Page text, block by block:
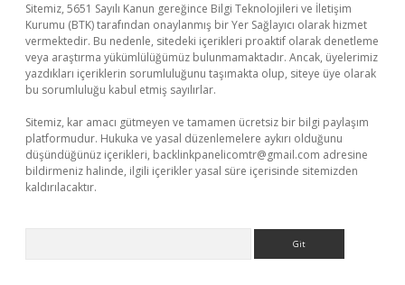
Sitemiz, 5651 Sayılı Kanun gereğince Bilgi Teknolojileri ve İletişim
Kurumu (BTK) tarafından onaylanmış bir Yer Sağlayıcı olarak hizmet
vermektedir. Bu nedenle, sitedeki içerikleri proaktif olarak denetleme
veya araştırma yükümlülüğümüz bulunmamaktadır. Ancak, üyelerimiz
yazdıkları içeriklerin sorumluluğunu taşımakta olup, siteye üye olarak
bu sorumluluğu kabul etmiş sayılırlar.
Sitemiz, kar amacı gütmeyen ve tamamen ücretsiz bir bilgi paylaşım
platformudur. Hukuka ve yasal düzenlemelere aykırı olduğunu
düşündüğünüz içerikleri, backlinkpanelicomtr@gmail.com adresine
bildirmeniz halinde, ilgili içerikler yasal süre içerisinde sitemizden
kaldırılacaktır.